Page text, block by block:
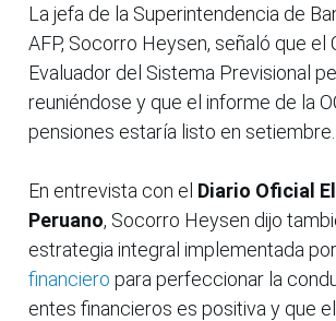
La jefa de la Superintendencia de
AFP, Socorro Heysen, señaló que el
Evaluador del Sistema Previsional
reuniéndose y que el informe de la
pensiones estaría listo en setiembre.
En entrevista con el Diario Oficial El
Peruano, Socorro Heysen dijo
estrategia integral implementada
financiero para perfeccionar la
entes financieros es positiva y que